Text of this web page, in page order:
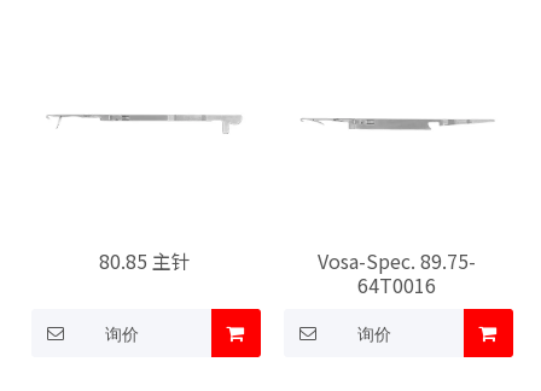
80.85 主针
询价
Vosa-Spec. 89.75-
64T0016
询价